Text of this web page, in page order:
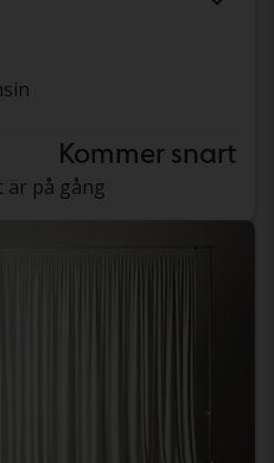
Kommer snart
är på gång